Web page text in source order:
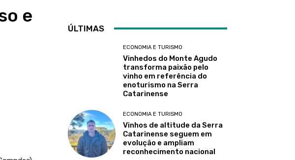
e
ÚLTIMAS
ECONOMIA E TURISMO
Vinhedos do Monte Agudo
transforma paixão pelo
vinho em referência do
enoturismo na Serra
Catarinense
ECONOMIA E TURISMO
Vinhos de altitude da Serra
Catarinense seguem em
evolução e ampliam
reconhecimento nacional